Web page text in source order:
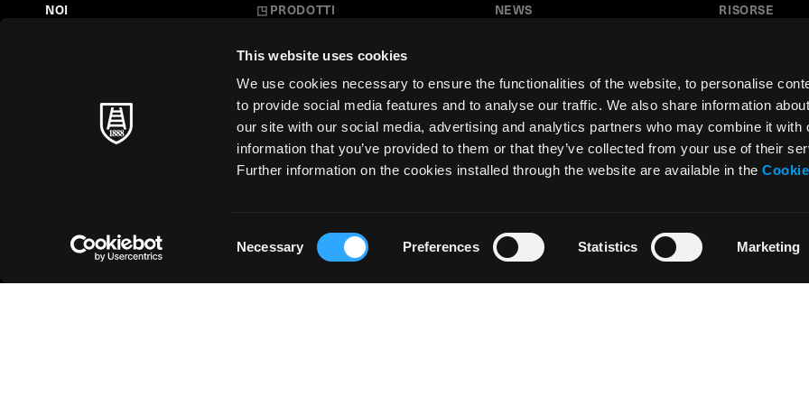
This website uses cookies
We use cookies necessary to ensure the functionalities of the website, to personalise
to provide social media features and to analyse our traffic. We also share information
our site with our social media, advertising and analytics partners who may combine it with
information that you’ve provided to them or that they’ve collected from your use of their
Further information on the cookies installed through the website are available in the
Necessary Preferences Statistics Marketing
NOI
MAESTRI SENZA TEMPO
◳ PRODOTTI
Carte Creative
Cartoleria
Stampa d'Arte
NEWS
Collaborazioni
Festival del Disegno
Residenza d’artista
RISORSE
Download
Area